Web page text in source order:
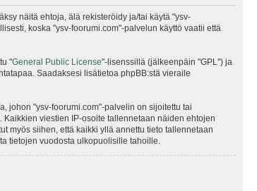
näitä ehtoja, älä rekisteröidy ja/tai käytä "ysv-
koska "ysv-foorumi.com"-palvelun käyttö vaatii että
"General Public License"-lisenssillä (jälkeenpäin "GPL") ja
Saadaksesi lisätietoa phpBB:stä vieraile
johon "ysv-foorumi.com"-palvelin on sijoitettu tai
viestien IP-osoite tallennetaan näiden ehtojen
myös siihen, että kaikki yllä annettu tieto tallennetaan
tietojen vuodosta ulkopuolisille tahoille.